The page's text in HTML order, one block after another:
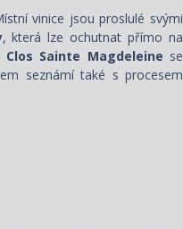
vinice jsou proslulé svými
, která lze ochutnat přímo na
Clos Sainte Magdeleine se
seznámí také s procesem